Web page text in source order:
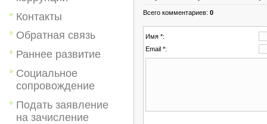
Контакты
Обратная связь
Раннее развитие
Социальное
сопровождение
Подать заявление
на зачисление
Всего комментариев: 0
Имя *:
Email *: